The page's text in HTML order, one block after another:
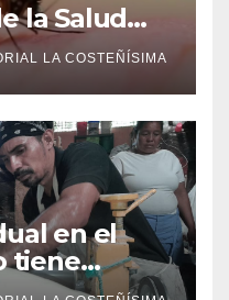
la Salud
reforzar
de
LA COSTEÑÍSIMA
en el
tiene